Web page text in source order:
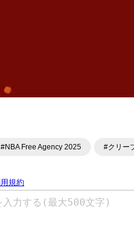
#NBA Free Agency 2025 #クリー